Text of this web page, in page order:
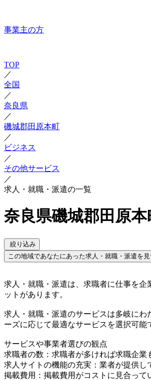
事業主の方
TOP
／
全国
／
奈良県
／
磯城郡田原本町
／
ビジネス
／
その他サービス
／
求人・就職・派遣の一覧
奈良県磯城郡田原
絞り込み
この地域であなたにあった求人・就職・派遣を
求人・就職・派遣は、求職者に仕事を
ットがあります。
求人・就職・派遣のサービスは多岐に
ーズに応じて最適なサービスを選択可能
サービスや事業者選びの観点
求職者の数：求職者が多ければ求職企
求人サイトの機能の充実：業者が提供
掲載費用：掲載費用がコストに見合っ